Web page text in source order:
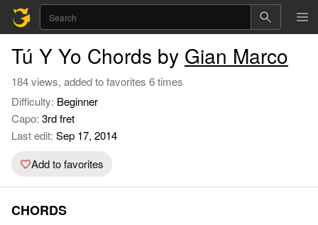
Tú Y Yo Chords by Gian Marco
184 views, added to favorites 6 times
Difficulty: Beginner
Capo: 3rd fret
Last edit: Sep 17, 2014
Add to favorites
CHORDS